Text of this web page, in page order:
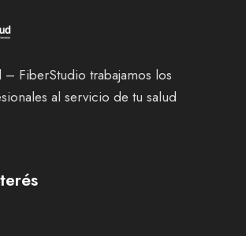
– FiberStudio trabajamos los
al servicio de tu salud